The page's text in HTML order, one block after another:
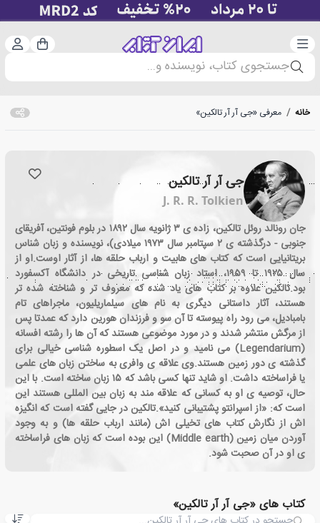
دسته‌بندی سبد
جستجوی کتاب، نویسنده و...
خانه / معرفی «جی آر آر تالکین»
جی آر آر تالکین
J. R. R. Tolkien
جان رونالد روئل تالکین، زاده ی ۳ ژانویه سال ۱۸۹۲ در بلوم فونتین، آفریقای
جنوبی - درگذشته ی ۲ سپتامبر سال ۱۹۷۳ میلادی)، نویسنده و زبان شناس
بریتانیایی است که کتاب های هابیت و ارباب حلقه ها، از آثار اوست.او از
سال ۱۹۲۵ تا ۱۹۵۹، استاد زبان شناسی تاریخی در دانشگاه آکسفورد
بود.تالکین علاوه بر کتاب های یاد شده که معروف تر و شناخته شده تر
هستند، آثار داستانی دیگری به نام های سیلماریلیون، ماجراهای تام
بامبادیل، می رود راه پیوسته تا آن سو و فرزندان هورین دارد که عمدتا پس
از مرگش منتشر شدند و در مورد موضوعی هستند که آن ها را رشته افسانه
(Legendarium) می نامید و در اصل یک اسطوره شناسی خیالی برای
گذشته ی دور زمین هستند.وی علاقه ی وافری به ساختن زبان های علمی
یا فراساخته داشت. او شاید تنها کسی باشد که ۱۵ زبان ساخته است. با این
حال، توصیه ی او به کسانی که علاقه مند به زبان بین المللی هستند این
است که: «از اسپرانتو پشتیبانی کنید».تالکین در جایی گفته است که انگیزه
اش از نگارش کتاب های تخیلی اش (مانند ارباب حلقه ها) و به وجود
آوردن میان زمین (Middle earth) این بوده است که زبان های فراساخته
ی او در آن صحبت شود.
کتاب های «جی آر آر تالکین»